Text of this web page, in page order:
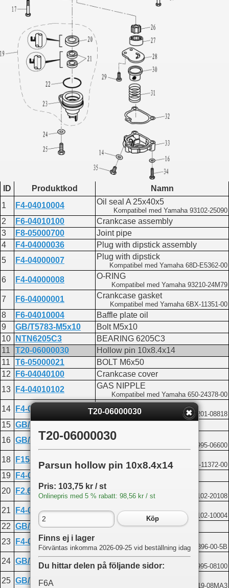
ID Produktkod
Namn
1
F4-04010004 Oil seal A 25x40x5
Kompatibel med Yamaha 93102-25090
2 F6-04010100
Crankcase assembly
3
F8-05000700
Joint pipe
4
F4-04000036
Plug with dipstick assembly
5
F4-04000007 Plug with dipstick
Kompatibel med Yamaha 68D-E5362-00
6 F4-04000008 O-RING
Kompatibel med Yamaha 93210-24M79
7 F6-04000001 Crankcase gasket
Kompatibel med Yamaha 6BX-11351-00
8 F6-04010004
Baffle plate oil
9
GB/T5783-M5x10
Bolt M5x10
10
NTN6205C3
BEARING 6205C3
11
T20-06000030
Hollow pin 10x8.4x14
11
T6-05000021
BOLT M6x50
12
F6-04040100
Crankcase cover
13
F4-04010102 GAS NIPPLE
Kompatibel med Yamaha 650-24378-00
14 F4-04000006 Drain bolt gasket
Kompatibel med Yamaha 90201-08818
15 GB/T5783-M8x14
16 GB/T97.1-6 Washer 6
Kompatibel med Yamaha 92995-06600
18 F15-04000005
Kompatibel med Yamaha 676-11372-00
19 F4-04060000
20
F2.6-04010001 Oil seal 20x30x7
Kompatibel med Yamaha 93102-20108
21 F4-04060004
Kompatibel med Yamaha 93102-10004
22 GB/T3452.1-32.5x1.8 O-ring 32.5x1.8
23
F4-04060001
Kompatibel med Yamaha 68D-E5396-00-5B
24 GB/T97.1-8 Washer 8
Kompatibel med Yamaha 92995-08100
25 GB/T5783-M8x20
Kompatibel med Yamaha 90119-08MA3
T20-06000030
T20-06000030
Parsun hollow pin 10x8.4x14
Pris: 103,75 kr / st
Onlinepris med 5 % rabatt: 98,56 kr / st
Köp
Finns ej i lager
Förväntas inkomma 2026-09-25 vid beställning idag
Du hittar delen på följande sidor:
F6A